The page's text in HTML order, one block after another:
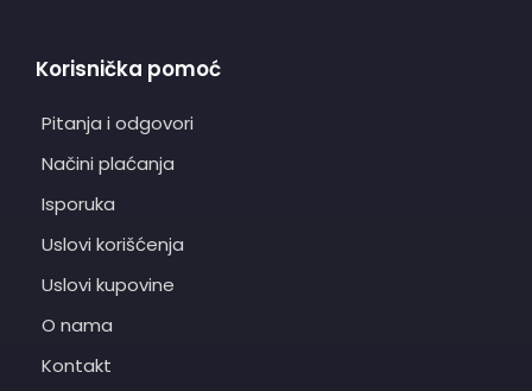
Korisnička pomoć
Pitanja i odgovori
Načini plaćanja
Isporuka
Uslovi korišćenja
Uslovi kupovine
O nama
Kontakt